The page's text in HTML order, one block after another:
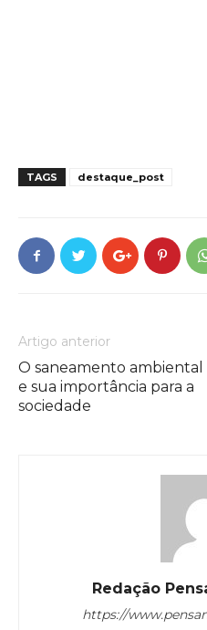
TAGS destaque_post
Artigo anterior
O saneamento ambiental
e sua importância para a
sociedade
Redação
https://